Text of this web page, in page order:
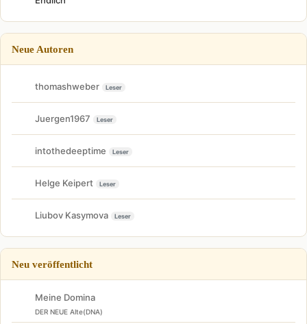
Neue Autoren
thomashweber Leser
Juergen1967 Leser
intothedeeptime Leser
Helge Keipert Leser
Liubov Kasymova Leser
Neu veröffentlicht
Meine Domina
DER NEUE Alte(DNA)